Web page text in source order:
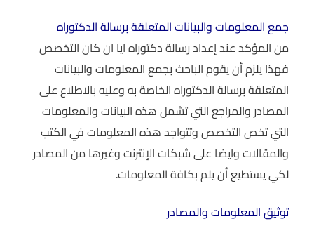
جمع المعلومات والبيانات المتعلقة برسالة الدكتوراه
من المؤكد عند إعداد رسالة دكتوراه ايا ان كان التخصص
فهذا يلزم أن يقوم الباحث بجمع المعلومات والبيانات
المتعلقة برسالة الدكتوراه الخاصة به وعليه بالاطلاع على
المصادر والمراجع التي تشمل هذه البيانات والمعلومات
التي تخص التخصص وتتواجد هذه المعلومات في الكتب
والمقالات وايضا على شبكات الإنترنت وغيرها من المصادر
لكي يستطيع أن يلم بكافة المعلومات.
توثيق المعلومات والمصادر